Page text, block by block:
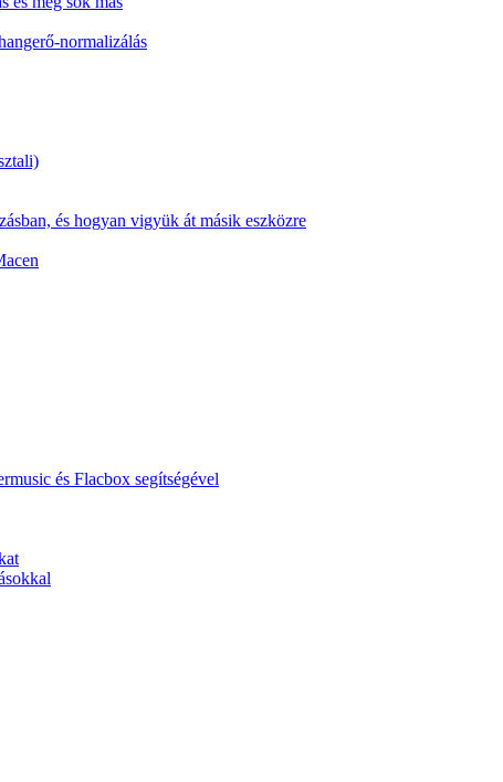
normalizálás
és hogyan vigyük át másik eszközre
és Flacbox segítségével